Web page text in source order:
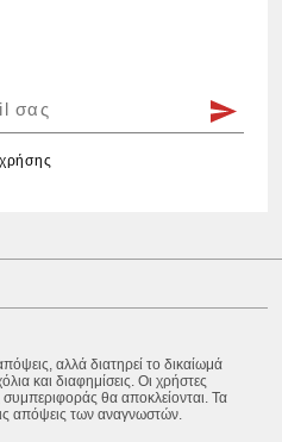
αλλά διατηρεί το δικαίωμά
και διαφημίσεις. Οι χρήστες
θα αποκλείονται. Τα
απόψεις των αναγνωστών.